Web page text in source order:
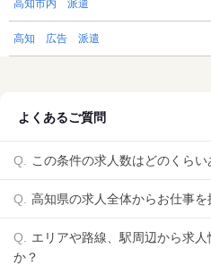
高知市内 派遣
高知 広告 派遣
よくあるご質問
この条件の求人数はどのくらい
高知県の求人全体からお仕事
エリアや路線、駅周辺から求
か？